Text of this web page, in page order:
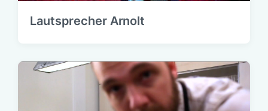
Lautsprecher Arnolt